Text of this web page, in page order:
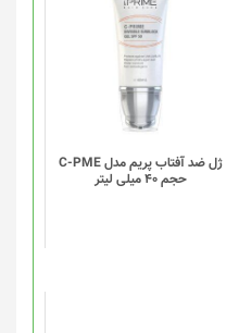
ژل ضد آفتاب پریم مدل C-PME
حجم 40 میلی لیتر